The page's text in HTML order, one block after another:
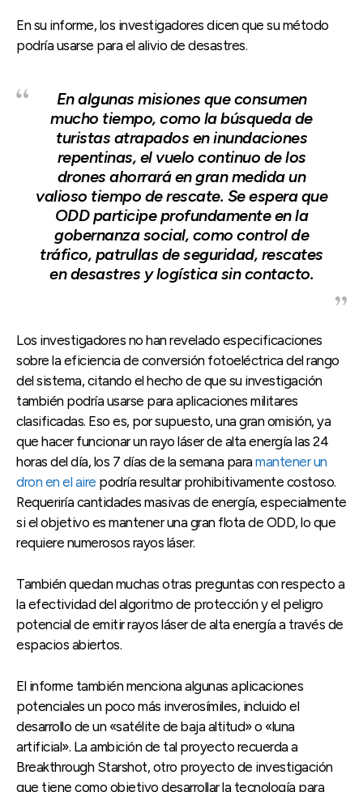
En su informe, los investigadores dicen que su método
podría usarse para el alivio de desastres.
En algunas misiones que consumen
mucho tiempo, como la búsqueda de
turistas atrapados en inundaciones
repentinas, el vuelo continuo de los
drones ahorrará en gran medida un
valioso tiempo de rescate. Se espera que
ODD participe profundamente en la
gobernanza social, como control de
tráfico, patrullas de seguridad, rescates
en desastres y logística sin contacto.
Los investigadores no han revelado especificaciones
sobre la eficiencia de conversión fotoeléctrica del rango
del sistema, citando el hecho de que su investigación
también podría usarse para aplicaciones militares
clasificadas. Eso es, por supuesto, una gran omisión, ya
que hacer funcionar un rayo láser de alta energía las 24
horas del día, los 7 días de la semana paramantener un
dron en el aire podría resultar prohibitivamente costoso.
Requeriría cantidades masivas de energía, especialmente
si el objetivo es mantener una gran flota de ODD, lo que
requiere numerosos rayos láser.
También quedan muchas otras preguntas con respecto a
la efectividad del algoritmo de protección y el peligro
potencial de emitir rayos láser de alta energía a través de
espacios abiertos.
El informe también menciona algunas aplicaciones
potenciales un poco más inverosímiles, incluido el
desarrollo de un «satélite de baja altitud» o «luna
artificial». La ambición de tal proyecto recuerda a
Breakthrough Starshot, otro proyecto de investigación
que tiene como objetivo desarrollar la tecnología para